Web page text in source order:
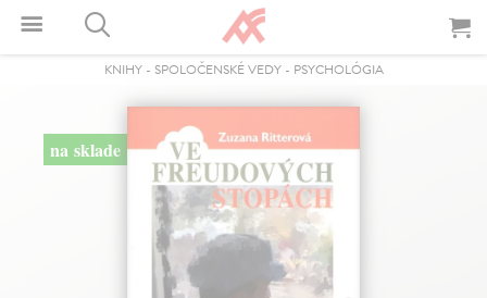
KNIHY- SPOLOČENSKÉ VEDY- PSYCHOLÓGIA
na sklade